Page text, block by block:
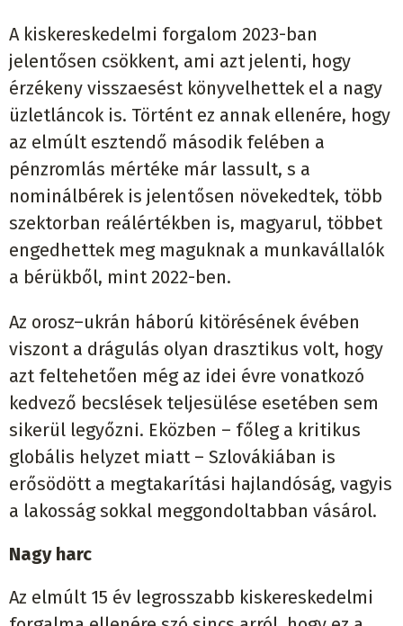
A kiskereskedelmi forgalom 2023-ban
jelentősen csökkent, ami azt jelenti, hogy
érzékeny visszaesést könyvelhettek el a nagy
üzletláncok is. Történt ez annak ellenére, hogy
az elmúlt esztendő második felében a
pénzromlás mértéke már lassult, s a
nominálbérek is jelentősen növekedtek, több
szektorban reálértékben is, magyarul, többet
engedhettek meg maguknak a munkavállalók
a bérükből, mint 2022-ben.
Az orosz–ukrán háború kitörésének évében
viszont a drágulás olyan drasztikus volt, hogy
azt feltehetően még az idei évre vonatkozó
kedvező becslések teljesülése esetében sem
sikerül legyőzni. Eközben – főleg a kritikus
globális helyzet miatt – Szlovákiában is
erősödött a megtakarítási hajlandóság, vagyis
a lakosság sokkal meggondoltabban vásárol.
Nagy harc
Az elmúlt 15 év legrosszabb kiskereskedelmi